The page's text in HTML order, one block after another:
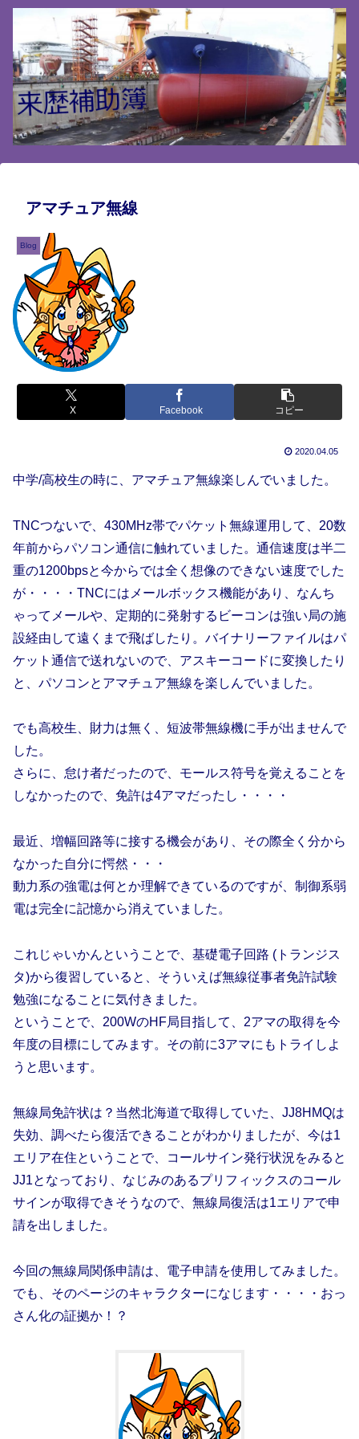
アマチュア無線
Blog
X Facebook コピー
2020.04.05
中学/高校生の時に、アマチュア無線楽しんでいました。
TNCつないで、430MHz帯でパケット無線運用して、20数
年前からパソコン通信に触れていました。通信速度は半二
重の1200bpsと今からでは全く想像のできない速度でした
が・・・・TNCにはメールボックス機能があり、なんち
ゃってメールや、定期的に発射するビーコンは強い局の施
設経由して遠くまで飛ばしたり。バイナリーファイルはパ
ケット通信で送れないので、アスキーコードに変換したり
と、パソコンとアマチュア無線を楽しんでいました。
でも高校生、財力は無く、短波帯無線機に手が出ませんで
した。
さらに、怠け者だったので、モールス符号を覚えることを
しなかったので、免許は4アマだったし・・・・
最近、増幅回路等に接する機会があり、その際全く分から
なかった自分に愕然・・・
動力系の強電は何とか理解できているのですが、制御系弱
電は完全に記憶から消えていました。
これじゃいかんということで、基礎電子回路 (トランジス
タ)から復習していると、そういえば無線従事者免許試験
勉強になることに気付きました。
ということで、200WのHF局目指して、2アマの取得を今
年度の目標にしてみます。その前に3アマにもトライしよ
うと思います。
無線局免許状は？当然北海道で取得していた、JJ8HMQは
失効、調べたら復活できることがわかりましたが、今は1
エリア在住ということで、コールサイン発行状況をみると
JJ1となっており、なじみのあるプリフィックスのコール
サインが取得できそうなので、無線局復活は1エリアで申
請を出しました。
今回の無線局関係申請は、電子申請を使用してみました。
でも、そのページのキャラクターになじます・・・・おっ
さん化の証拠か！？